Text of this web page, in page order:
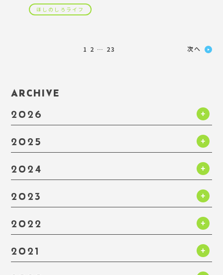
ほしのしろライフ
1 2 … 23 次へ
ARCHIVE
2026
2025
2024
2023
2022
2021